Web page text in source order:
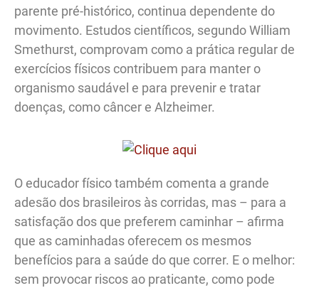
parente pré-histórico, continua dependente do
movimento. Estudos científicos, segundo William
Smethurst, comprovam como a prática regular de
exercícios físicos contribuem para manter o
organismo saudável e para prevenir e tratar
doenças, como câncer e Alzheimer.
O educador físico também comenta a grande
adesão dos brasileiros às corridas, mas – para a
satisfação dos que preferem caminhar – afirma
que as caminhadas oferecem os mesmos
benefícios para a saúde do que correr. E o melhor:
sem provocar riscos ao praticante, como pode